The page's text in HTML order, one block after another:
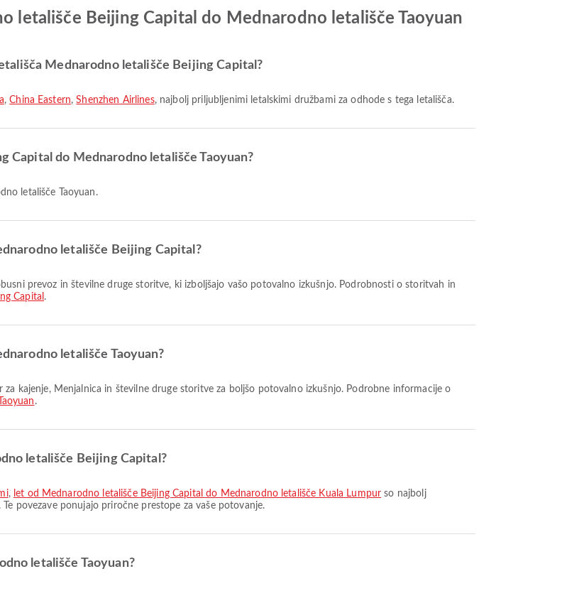
letališče Beijing Capital do Mednarodno letališče Taoyuan
Mednarodno letališče Beijing Capital?
,China Eastern,Shenzhen Airlines, najbolj priljubljenimi letalskimi družbami za odhode s tega letališča.
Capital do Mednarodno letališče Taoyuan?
letališče Taoyuan.
letališče Beijing Capital?
Capital .
letališče Taoyuan?
.
letališče Beijing Capital?
, let od Mednarodno letališče Beijing Capital do Mednarodno letališče Kuala Lumpur so najbolj
povezave ponujajo priročne prestope za vaše potovanje.
letališče Taoyuan?